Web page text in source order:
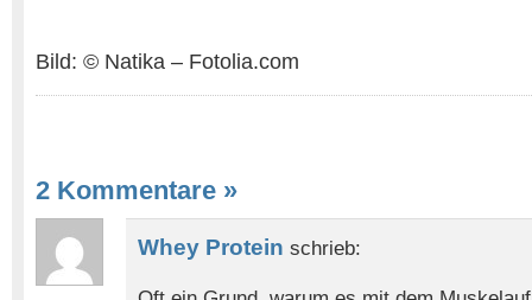
Bild: © Natika – Fotolia.com
2 Kommentare »
Whey Protein schrieb: